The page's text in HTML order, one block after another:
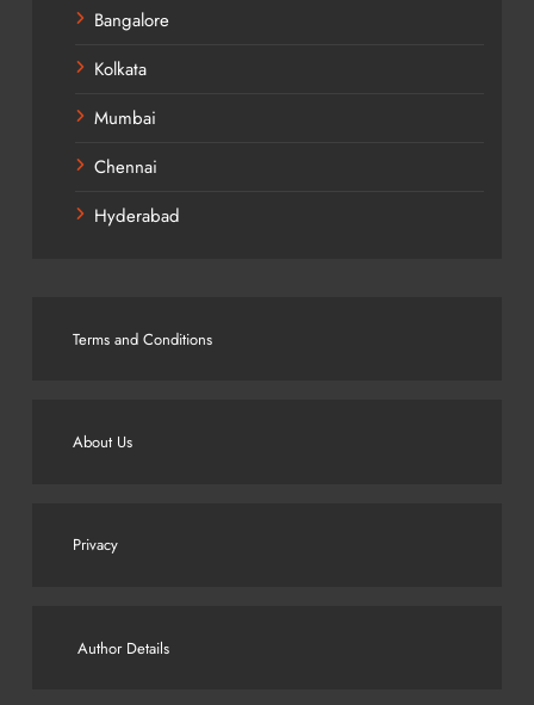
Bangalore
Kolkata
Mumbai
Chennai
Hyderabad
Terms and Conditions
About Us
Privacy
Author Details